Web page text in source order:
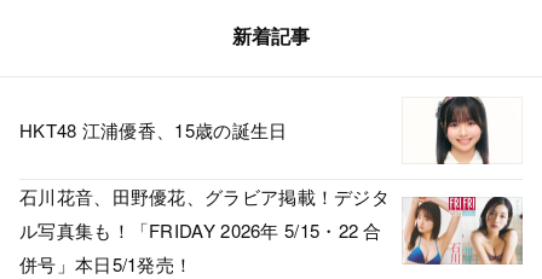
新着記事
HKT48 江浦優香、15歳の誕生日
石川花音、田野優花、グラビア掲載！デジタ
ル写真集も！「FRIDAY 2026年 5/15・22 合
併号」本日5/1発売！